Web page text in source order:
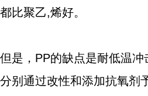
都比聚乙,烯好。
但是，PP的缺点是耐低温
分别通过改性和添加抗氧剂